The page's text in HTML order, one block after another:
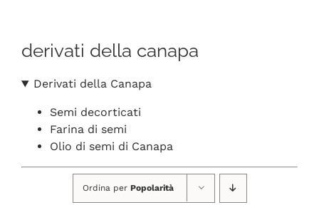
SHOP ONLINE
DELIVERY ROMA
RIVENDITORI
derivati della canapa
Derivati della Canapa
Semi decorticati
Farina di semi
Olio di semi di Canapa
Ordina per Popolarità